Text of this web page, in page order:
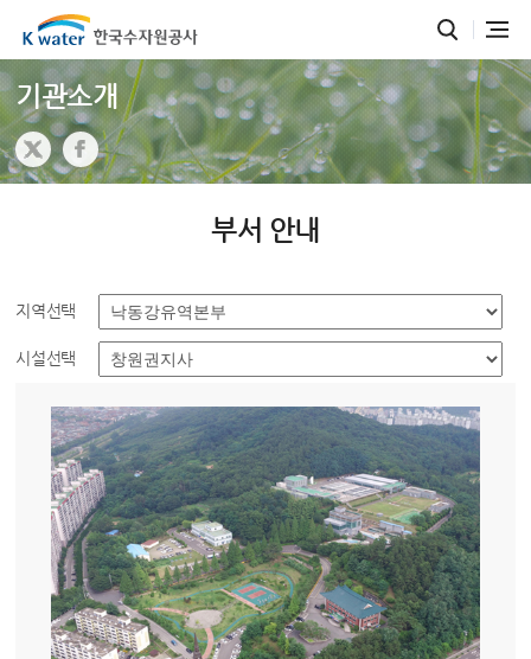
기관소개
부서 안내
지역선택
시설선택